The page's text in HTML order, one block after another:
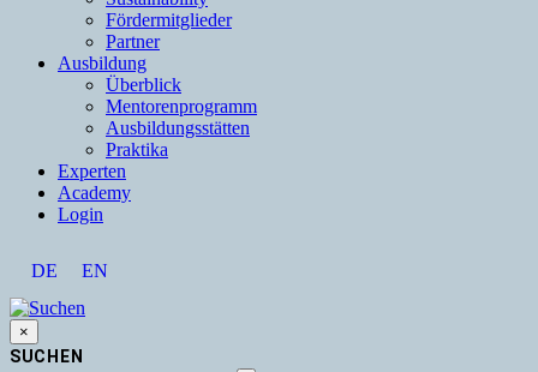
Fördermitglieder
Partner
Ausbildung
Überblick
Mentorenprogramm
Ausbildungsstätten
Praktika
Experten
Academy
Login
DE EN
×
SUCHEN